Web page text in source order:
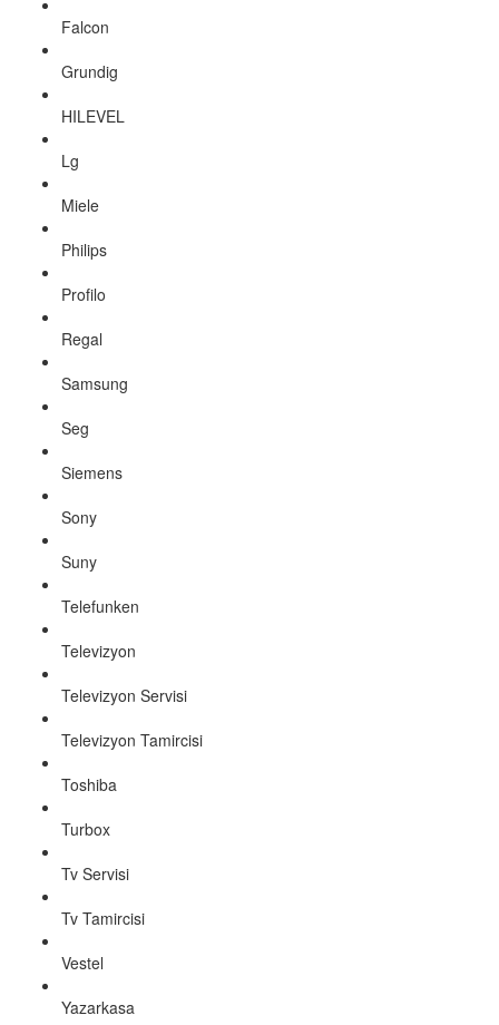
Falcon
Grundig
HILEVEL
Lg
Miele
Philips
Profilo
Regal
Samsung
Seg
Siemens
Sony
Suny
Telefunken
Televizyon
Televizyon Servisi
Televizyon Tamircisi
Toshiba
Turbox
Tv Servisi
Tv Tamircisi
Vestel
Yazarkasa